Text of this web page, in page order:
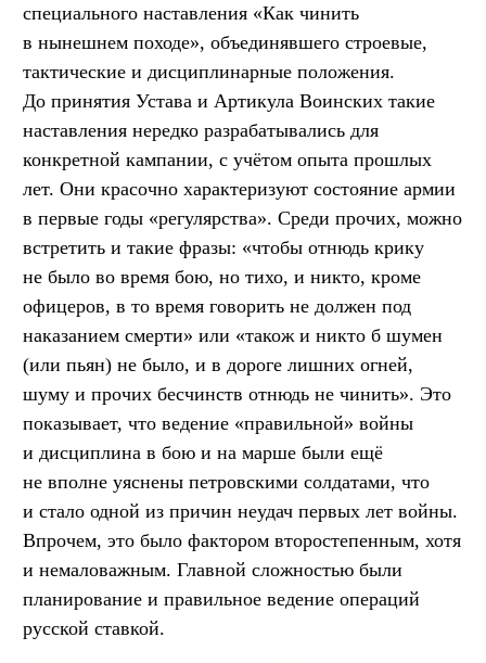
специального наставления «Как чинить
в нынешнем походе», объединявшего строевые,
тактические и дисциплинарные положения.
До принятия Устава и Артикула Воинских такие
наставления нередко разрабатывались для
конкретной кампании, с учётом опыта прошлых
лет. Они красочно характеризуют состояние армии
в первые годы «регулярства». Среди прочих, можно
встретить и такие фразы: «чтобы отнюдь крику
не было во время бою, но тихо, и никто, кроме
офицеров, в то время говорить не должен под
наказанием смерти» или «також и никто б шумен
(или пьян) не было, и в дороге лишних огней,
шуму и прочих бесчинств отнюдь не чинить». Это
показывает, что ведение «правильной» войны
и дисциплина в бою и на марше были ещё
не вполне уяснены петровскими солдатами, что
и стало одной из причин неудач первых лет войны.
Впрочем, это было фактором второстепенным, хотя
и немаловажным. Главной сложностью были
планирование и правильное ведение операций
русской ставкой.